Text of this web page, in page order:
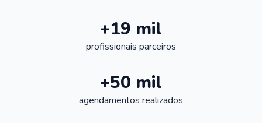
+19 mil
profissionais parceiros
+50 mil
agendamentos realizados